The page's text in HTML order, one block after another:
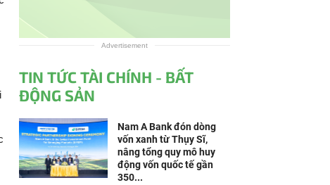
Advertisement
TIN TỨC TÀI CHÍNH - BẤT
ĐỘNG SẢN
Nam A Bank đón dòng
vốn xanh từ Thụy Sĩ,
nâng tổng quy mô huy
động vốn quốc tế gần
350...